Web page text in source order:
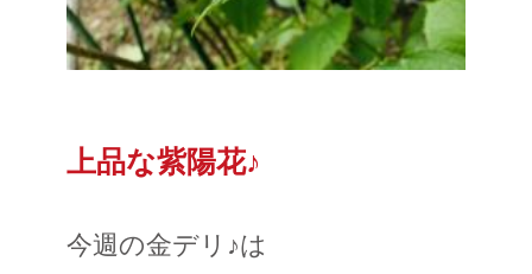
上品な紫陽花♪
今週の金デリ♪は